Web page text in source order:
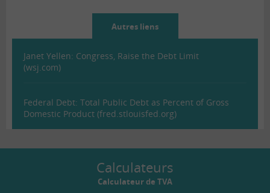
Autres liens
Janet Yellen: Congress, Raise the Debt Limit
(wsj.com)
Federal Debt: Total Public Debt as Percent of Gross
Domestic Product (fred.stlouisfed.org)
Calculateurs
Calculateur de TVA